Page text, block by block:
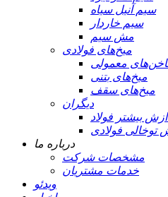
سیم آنیل سیاه
سیم خاردار
مش سیم
میخ‌های فولادی
معمولی
میخ‌های بتنی
میخ‌های سقف
دیگران
بیشتر فولاد
درباره ما
مشخصات شرکت
خدمات مشتریان
ویدئو